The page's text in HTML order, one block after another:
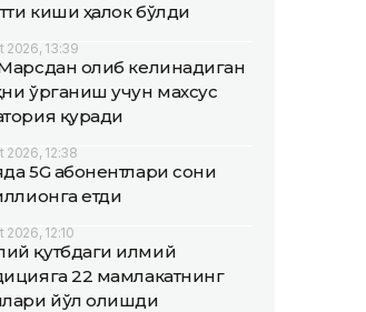
киши ҳалок бўлди
2026, 13:39
олиб келинадиган
ўрганиш учун махсус
қуради
2026, 12:38
5G абонентлари сони
етди
12:10
қутбдаги илмий
22 мамлакатнинг
йўл олишди